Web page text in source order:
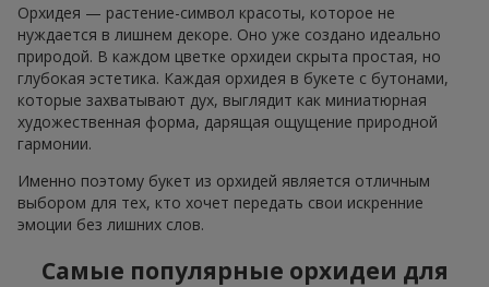
Орхидея — растение-символ красоты, которое не
нуждается в лишнем декоре. Оно уже создано идеально
природой. В каждом цветке орхидеи скрыта простая, но
глубокая эстетика. Каждая орхидея в букете с бутонами,
которые захватывают дух, выглядит как миниатюрная
художественная форма, дарящая ощущение природной
гармонии.
Именно поэтому букет из орхидей является отличным
выбором для тех, кто хочет передать свои искренние
эмоции без лишних слов.
Самые популярные орхидеи для